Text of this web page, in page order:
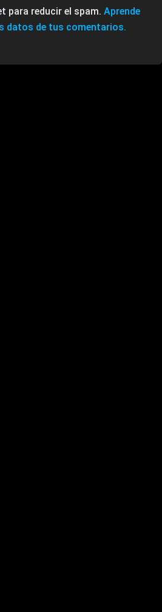
para reducir el spam. Aprende
datos de tus comentarios.